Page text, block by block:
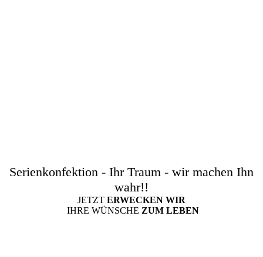
Serienkonfektion - Ihr Traum - wir machen Ihn
wahr!!
JETZT ERWECKEN WIR
IHRE WÜNSCHE ZUM LEBEN